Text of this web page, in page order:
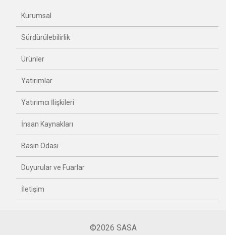
Kurumsal
Sürdürülebilirlik
Ürünler
Yatırımlar
Yatırımcı İlişkileri
İnsan Kaynakları
Basın Odası
Duyurular ve Fuarlar
İletişim
©2026 SASA